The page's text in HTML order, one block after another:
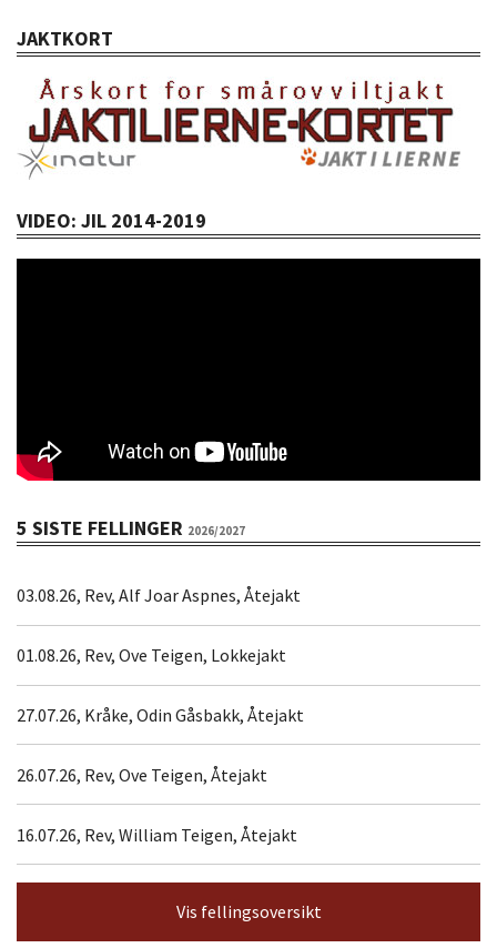
JAKTKORT
VIDEO: JIL 2014-2019
5 SISTE FELLINGER 2026/2027
03.08.26, Rev, Alf Joar Aspnes, Åtejakt
01.08.26, Rev, Ove Teigen, Lokkejakt
27.07.26, Kråke, Odin Gåsbakk, Åtejakt
26.07.26, Rev, Ove Teigen, Åtejakt
16.07.26, Rev, William Teigen, Åtejakt
Vis fellingsoversikt